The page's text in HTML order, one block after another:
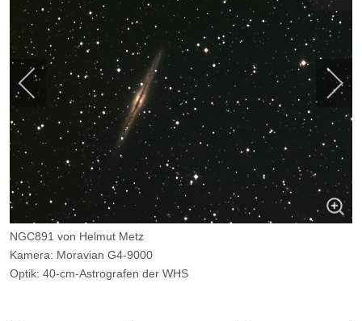
NGC891 von Helmut Metz
Kamera: Moravian G4-9000
Optik: 40-cm-Astrografen der WHS